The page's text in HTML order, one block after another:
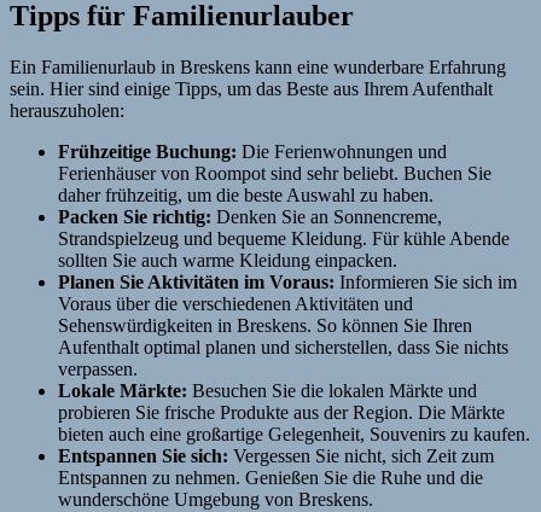
Tipps für Familienurlauber
Ein Familienurlaub in Breskens kann eine wunderbare Erfahrung
sein. Hier sind einige Tipps, um das Beste aus Ihrem Aufenthalt
herauszuholen:
Frühzeitige Buchung: Die Ferienwohnungen und
Ferienhäuser von Roompot sind sehr beliebt. Buchen Sie
daher frühzeitig, um die beste Auswahl zu haben.
Packen Sie richtig: Denken Sie an Sonnencreme,
Strandspielzeug und bequeme Kleidung. Für kühle Abende
sollten Sie auch warme Kleidung einpacken.
Planen Sie Aktivitäten im Voraus: Informieren Sie sich im
Voraus über die verschiedenen Aktivitäten und
Sehenswürdigkeiten in Breskens. So können Sie Ihren
Aufenthalt optimal planen und sicherstellen, dass Sie nichts
verpassen.
Lokale Märkte: Besuchen Sie die lokalen Märkte und
probieren Sie frische Produkte aus der Region. Die Märkte
bieten auch eine großartige Gelegenheit, Souvenirs zu kaufen.
Entspannen Sie sich: Vergessen Sie nicht, sich Zeit zum
Entspannen zu nehmen. Genießen Sie die Ruhe und die
wunderschöne Umgebung von Breskens.